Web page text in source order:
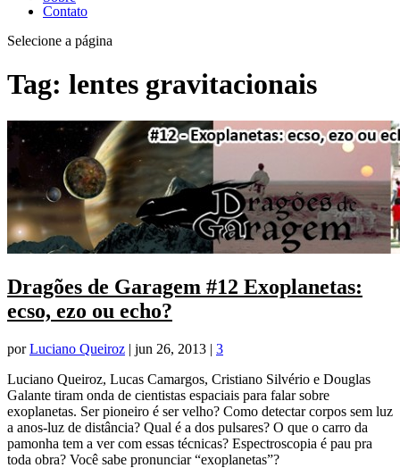
Contato
Selecione a página
Tag: lentes gravitacionais
Dragões de Garagem #12 Exoplanetas:
ecso, ezo ou echo?
porLuciano Queiroz | jun 26, 2013 | 3
Luciano Queiroz, Lucas Camargos, Cristiano Silvério e Douglas
Galante tiram onda de cientistas espaciais para falar sobre
exoplanetas. Ser pioneiro é ser velho? Como detectar corpos sem luz
a anos-luz de distância? Qual é a dos pulsares? O que o carro da
pamonha tem a ver com essas técnicas? Espectroscopia é pau pra
toda obra? Você sabe pronunciar “exoplanetas”?